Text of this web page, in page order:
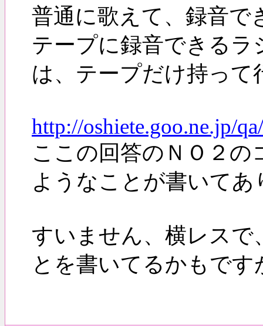
普通に歌えて、録音で
テープに録音できる
は、テープだけ持っ
http://oshiete.goo.ne.jp/
ここの回答のＮＯ２
ようなことが書いてあ
すいません、横レス
とを書いてるかもです